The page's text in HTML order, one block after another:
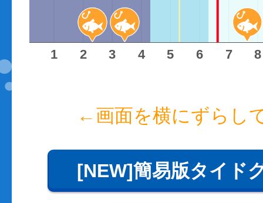
1 2 3 4 5 6 7 8
←画面を横にずらし
[NEW]簡易版タイド